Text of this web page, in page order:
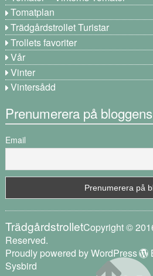
Tomatplan
Trädgårdstrollet Turistar
Trollets favoriter
Vår
Vinter
Vintersådd
Prenumerera på
Email
TrädgårdstrolletCopyright ©
Reserved.
Proudly powered by WordPress
Sysbird